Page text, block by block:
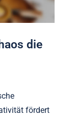
die
fördert